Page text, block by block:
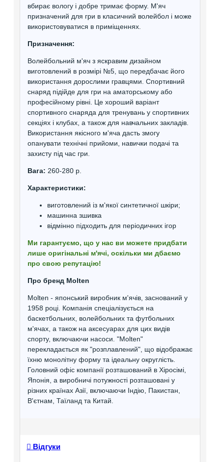
вбирає вологу і добре тримає форму. М'яч
призначений для гри в класичний волейбол і може
використовуватися в приміщеннях.
Призначення:
Волейбольний м'яч з яскравим дизайном
виготовлений в розмірі №5, що передбачає його
використання дорослими гравцями. Спортивний
снаряд підійде для гри на аматорському або
професійному рівні. Це хороший варіант
спортивного снаряда для тренувань у спортивних
секціях і клубах, а також для навчальних закладів.
Використання якісного м'яча дасть змогу
опанувати технічні прийоми, навички подачі та
захисту під час гри.
Вага: 260-280 р.
Характеристики:
виготовлений із м'якої синтетичної шкіри;
машинна зшивка
відмінно підходить для періодичних ігор
Ми гарантуємо, що у нас ви можете придбати
лише оригінальні м'ячі, оскільки ми дбаємо
про свою репутацію!
Про бренд Molten
Molten - японський виробник м'ячів, заснований у
1958 році. Компанія спеціалізується на
баскетбольних, волейбольних та футбольних
м'ячах, а також на аксесуарах для цих видів
спорту, включаючи насоси. "Molten"
перекладається як "розплавлений", що відображає
їхню монолітну форму та ідеальну округлість.
Головний офіс компанії розташований в Хіросімі,
Японія, а виробничі потужності розташовані у
різних країнах Азії, включаючи Індію, Пакистан,
В'єтнам, Таїланд та Китай.
Відгуки